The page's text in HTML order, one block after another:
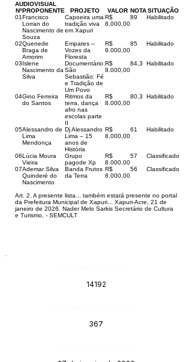
AUDIOVISUAL
NºPROPONENTE PROJETO VALOR NOTASITUAÇÃO
01Francisco
Lorran do
Nascimento de
Souza
Capoeira uma
tradição viva
em Xapuri
R$
8.000,00
89 Habilitado
02Quenede
Braga de
Amorim
Empates –
Vozes da
Floresta
R$
8.000,00
85 Habilitado
03Islene
Nascimento da
Silva
Documentário:
São
Sebastião: Fé
e Tradição de
Um Povo
R$
8.000,00
84,3 Habilitado
04Gino Ferreira
do Santos
Ritmos da
terra, dança
afro nas
escolas parte
II
R$
8.000,00
80,3 Habilitado
05Alessandro de
Lima
Mendonça
Dj Alessandro
Lima – 15
anos de
História
R$
8.000,00
61 Habilitado
06Lúcia Moura
Vieira
Grupo
pagode Xp
R$
8.000,00
57
Classificado
07Ademar Silva
Quinderé do
Nascimento
Banda Frutos
da Terra
R$
8.000,00
56 Classificado
Art. 2. A presente lista... também estará presente no portal
da Prefeitura Municipal de Xapuri... Xapuri-Acre, 21 de
janeiro de 2026. Nader Melo Sarkis Secretário de Cultura
e Turismo, - SEMCULT
14192
367